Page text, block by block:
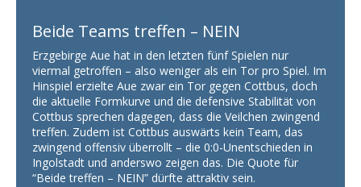
Beide Teams treffen – NEIN
Erzgebirge Aue hat in den letzten fünf Spielen nur
viermal getroffen – also weniger als ein Tor pro Spiel. Im
Hinspiel erzielte Aue zwar ein Tor gegen Cottbus, doch
die aktuelle Formkurve und die defensive Stabilität von
Cottbus sprechen dagegen, dass die Veilchen zwingend
treffen. Zudem ist Cottbus auswärts kein Team, das
zwingend offensiv überrollt – die 0:0-Unentschieden in
Ingolstadt und anderswo zeigen das. Die Quote für
“Beide treffen – NEIN” dürfte attraktiv sein.